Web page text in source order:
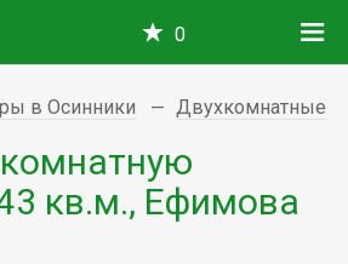
0
в Осинники Двухкомнатные
кв.м., Ефимова